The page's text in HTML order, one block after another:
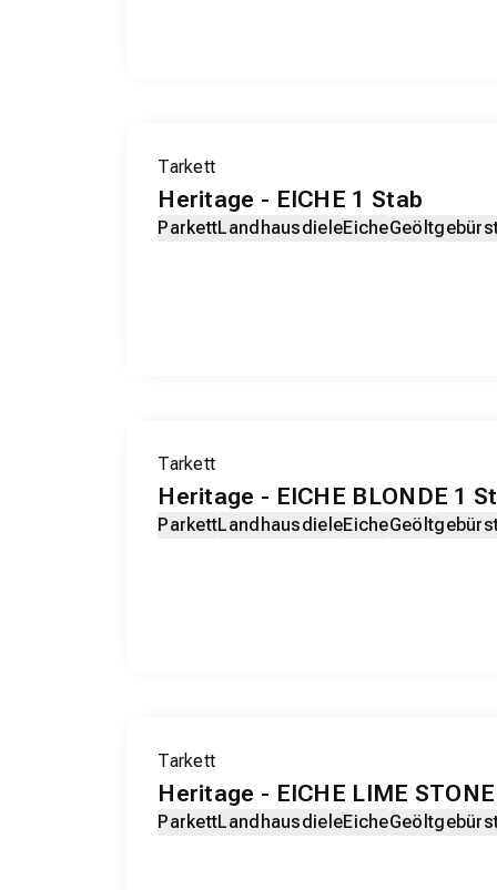
Tarkett
Heritage - EICHE 1 Stab
ParkettLandhausdieleEicheGeölt
Tarkett
Heritage - EICHE BLONDE 1
ParkettLandhausdieleEicheGeölt
Tarkett
Heritage - EICHE LIME
ParkettLandhausdieleEicheGeölt